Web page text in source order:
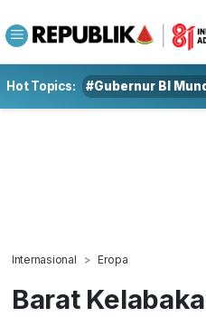
Hot Topics: #Gubernur BI
Internasional Eropa
Barat